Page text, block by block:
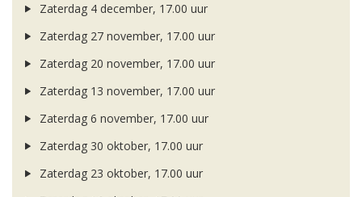
Zaterdag 4 december, 17.00 uur
Zaterdag 27 november, 17.00 uur
Zaterdag 20 november, 17.00 uur
Zaterdag 13 november, 17.00 uur
Zaterdag 6 november, 17.00 uur
Zaterdag 30 oktober, 17.00 uur
Zaterdag 23 oktober, 17.00 uur